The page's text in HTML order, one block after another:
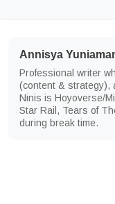
Annisya
Professional writer
(content & strategy),
Ninis is Hoyoverse/
Star Rail, Tears of
during break time.